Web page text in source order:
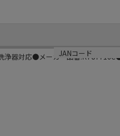
浄器対応●メーカー品番
サイズ
生産国
JANコード